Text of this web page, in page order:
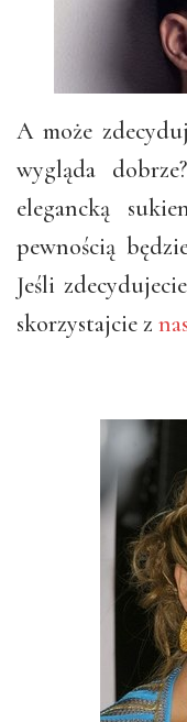
A może
wygląda
elegancką
pewnością
Jeśli
skorzystajcie z